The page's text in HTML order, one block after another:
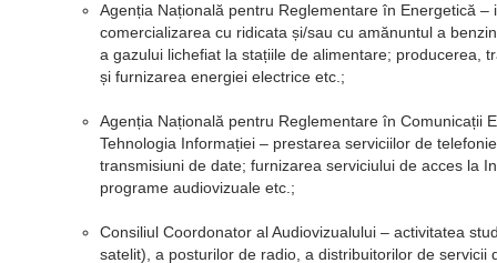
Agenția Națională pentru Reglementare în Energetică –
comercializarea cu ridicata și/sau cu amănuntul a
a gazului lichefiat la stațiile de alimentare; producerea,
și furnizarea energiei electrice etc.;
Agenția Națională pentru Reglementare în Comunicații
Tehnologia Informației – prestarea serviciilor de
transmisiuni de date; furnizarea serviciului de acces la
programe audiovizuale etc.;
Consiliul Coordonator al Audiovizualului – activitatea
satelit), a posturilor de radio, a distribuitorilor de servicii